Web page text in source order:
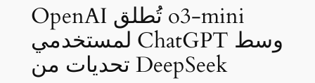
OpenAI تُطلق o3-mini
لمستخدمي ChatGPT وسط
تحديات من DeepSeek